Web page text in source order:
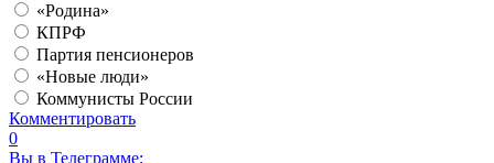
«Родина»
КПРФ
Партия пенсионеров
«Новые люди»
Коммунисты России
Комментировать
0
Вы в Телеграмме: